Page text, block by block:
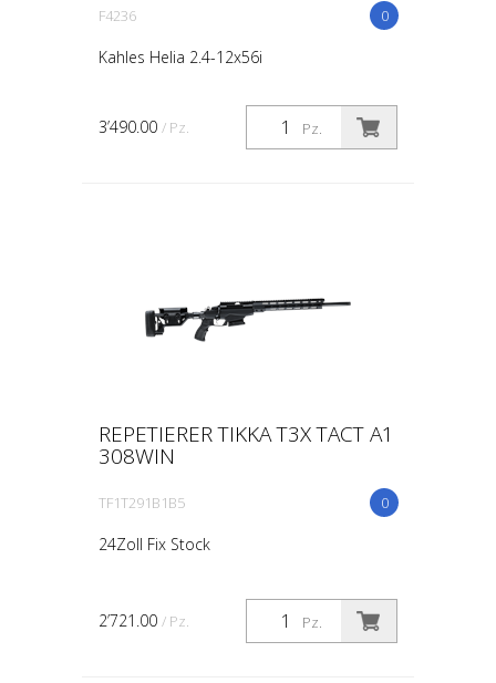
0
F4236
Kahles Helia 2.4-12x56i
Pz.
3’490.00 / Pz.
REPETIERER TIKKA T3X TACT A1
308WIN
0
TF1T291B1B5
24Zoll Fix Stock
Pz.
2’721.00 / Pz.